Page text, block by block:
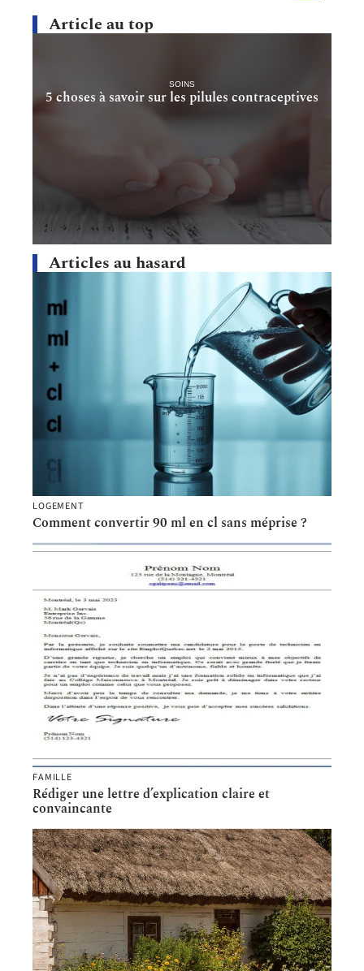
Article au top
SOINS
5 choses à savoir sur les pilules contraceptives
Articles au hasard
LOGEMENT
Comment convertir 90 ml en cl sans méprise ?
FAMILLE
Rédiger une lettre d’explication claire et
convaincante